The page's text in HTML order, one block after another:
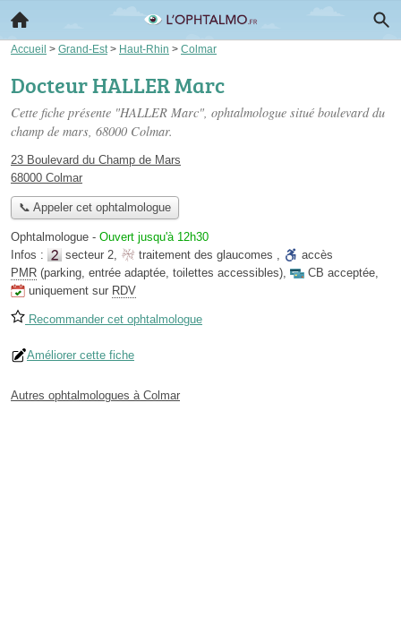
Accueil > Grand-Est > Haut-Rhin > Colmar
Docteur HALLER Marc
Cette fiche présente "HALLER Marc", ophtalmologue situé boulevard du
champ de mars, 68000 Colmar.
23 Boulevard du Champ de Mars
68000 Colmar
📞 Appeler cet ophtalmologue
Ophtalmologue - Ouvert jusqu'à 12h30
Infos :
secteur 2, traitement des glaucomes ,
accès
PMR (parking, entrée adaptée, toilettes accessibles), CB acceptée,
uniquement sur RDV
Recommander cet ophtalmologue
Améliorer cette fiche
Autres ophtalmologues à Colmar